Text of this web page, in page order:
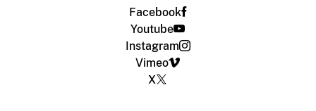
Facebook
Youtube
Instagram
Vimeo
X